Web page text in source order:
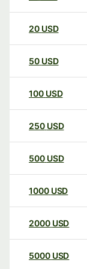
20 USD
50 USD
100 USD
250 USD
500 USD
1000 USD
2000 USD
5000 USD